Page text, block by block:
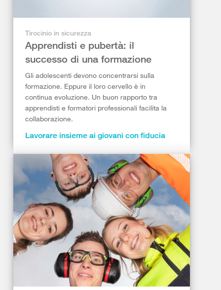
Tirocinio in sicurezza
Apprendisti e pubertà: il
successo di una formazione
Gli adolescenti devono concentrarsi sulla
formazione. Eppure il loro cervello è in
continua evoluzione. Un buon rapporto tra
apprendisti e formatori professionali facilita la
collaborazione.
Lavorare insieme ai giovani con fiducia